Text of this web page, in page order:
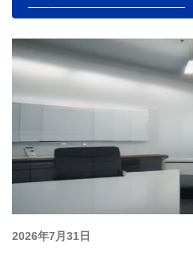
投
2026年7月31日